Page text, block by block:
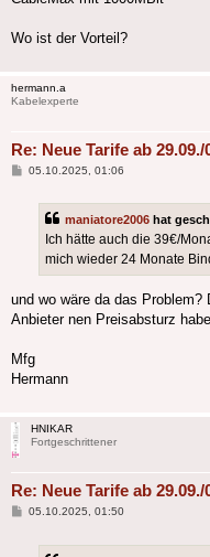
Wo ist der Vorteil?
hermann.a
Kabelexperte
Re: Neue Tarife ab 29.09./
Beitrag
05.10.2025, 01:06
maniatore2006 hat
Ich hätte auch die 39€/
mich wieder 24 Monate
und wo wäre da das
Anbieter nen Preisabsturz
Mfg
Hermann
HNIKAR
Fortgeschrittener
Re: Neue Tarife ab 29.09./
Beitrag
05.10.2025, 01:50